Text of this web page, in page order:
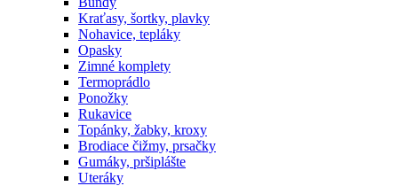
Kraťasy, šortky, plavky
Nohavice, tepláky
Opasky
Zimné komplety
Termoprádlo
Ponožky
Rukavice
Topánky, žabky, kroxy
Brodiace čižmy, prsačky
Gumáky, pršiplášte
Uteráky